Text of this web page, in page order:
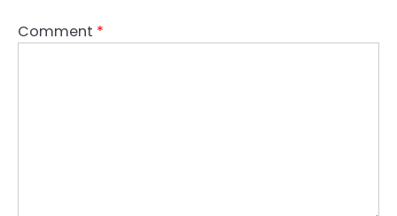
Comment *